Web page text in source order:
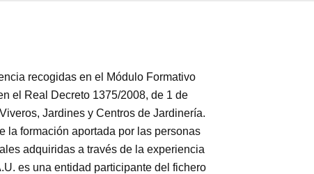
recogidas en el Módulo Formativo
el Real Decreto 1375/2008, de 1 de
Jardines y Centros de Jardinería.
la formación aportada por las personas
adquiridas a través de la experiencia
es una entidad participante del fichero